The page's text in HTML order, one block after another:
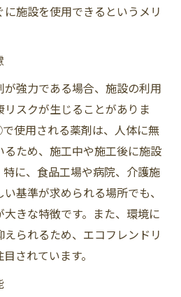
施設を使用できるというメリ
強力である場合、施設の利用
スクが生じることがありま
使用される薬剤は、人体に無
ため、施工中や施工後に施設
に、食品工場や病院、介護施
基準が求められる場所でも、
きな特徴です。また、環境に
られるため、エコフレンドリ
されています。